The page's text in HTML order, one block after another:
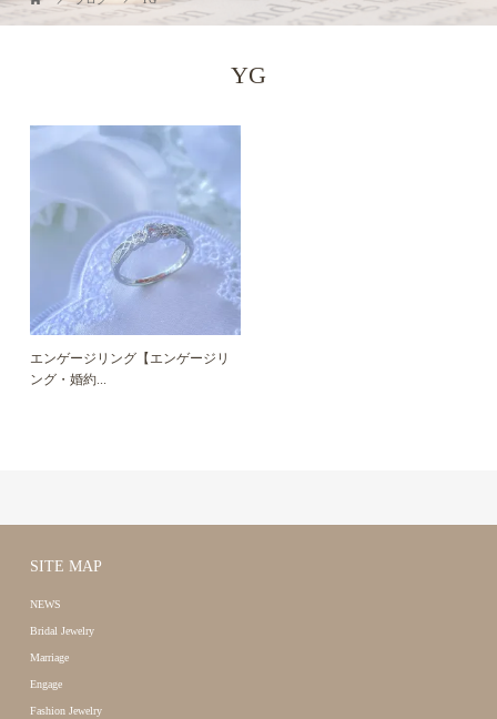
YG
エンゲージリング【エンゲージリ
ング・婚約...
SITE MAP
NEWS
Bridal Jewelry
Marriage
Engage
Fashion Jewelry